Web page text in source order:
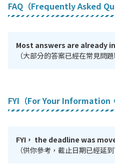
FAQ（Frequently Asked
Most answers are already
（大部分的答案已經在常見問題
FYI（For Your Information
FYI， the deadline was
（供你參考，截止日期已經延到